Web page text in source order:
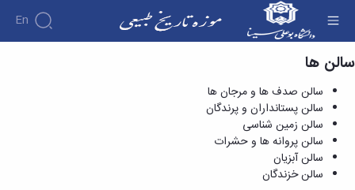
En
موزه
تاریخچه
موزه
مدیریت
کارکنان
سالن
معرفی
سالن
گالری
تصاویر
ارتباط
سالن پروانه ها و حشرات - موزه تاریخ طبیعی
سالن ها
سالن صدف ها و مرجان ها
سالن پستانداران و پرندگان
سالن زمین شناسی
سالن پروانه ها و حشرات
سالن آبزیان
سالن خزندگان